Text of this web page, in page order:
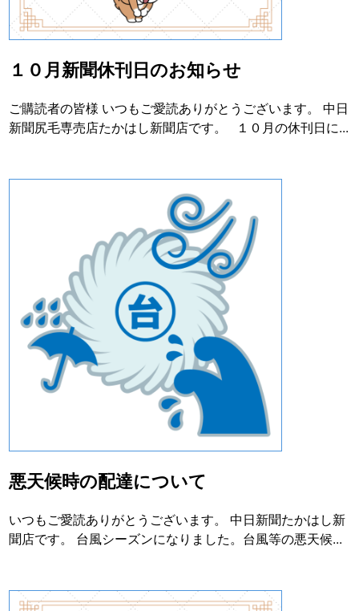
１０月新聞休刊日のお知らせ
ご購読者の皆様 いつもご愛読ありがとうございます。 中日
新聞尻毛専売店たかはし新聞店です。 １０月の休刊日に...
悪天候時の配達について
いつもご愛読ありがとうございます。 中日新聞たかはし新
聞店です。 台風シーズンになりました。台風等の悪天候...